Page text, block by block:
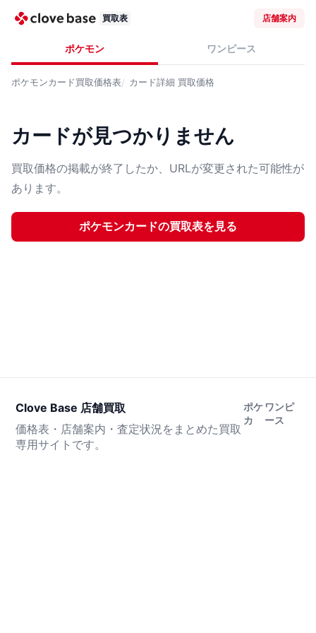
買取表 店舗案内
ポケモン ワンピース
ポケモンカード買取価格表 カード詳細 買取価格
カードが見つかりません
買取価格の掲載が終了したか、URLが変更された可能性が
あります。
ポケモンカードの買取表を見る
Clove Base 店舗買取
価格表・店舗案内・査定状況をまとめた買取
専用サイトです。
ポケ
カ
ワンピ
ース